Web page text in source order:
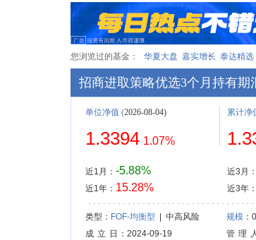
您浏览过的基金： 华夏大盘 嘉实增长 泰达精选
招商进取策略优选3个月持有期
单位净值 (2026-08-04)
1.3394 1.07%
近1月： -5.88%
近1年： 15.28%
累计净
近3月：
近3年：
类型： FOF-均衡型 | 中高风险 规模：
成 立 日
：2024-09-19 管 理